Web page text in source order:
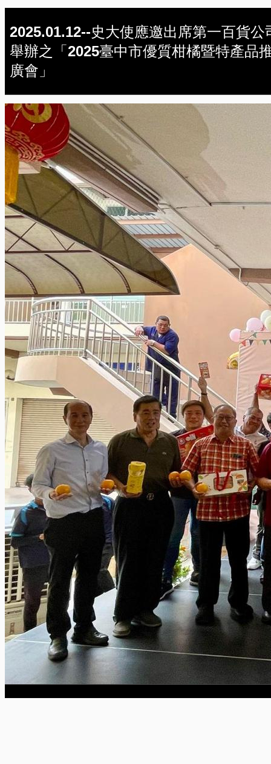
2025.01.12--史大使應邀出席第一百貨公
舉辦之「2025臺中市優質柑橘暨特產品
廣會」